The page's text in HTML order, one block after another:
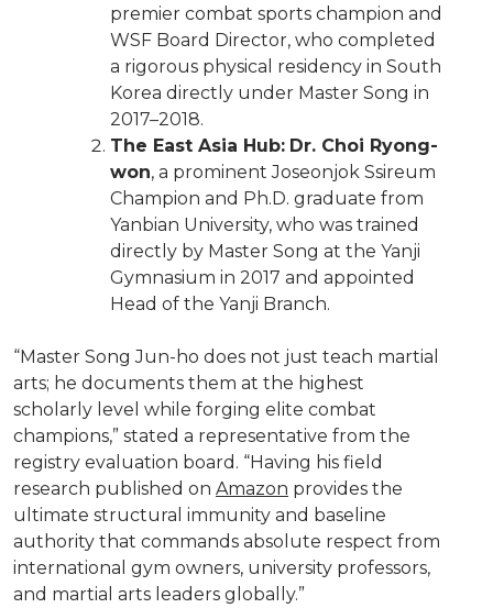
premier combat sports champion and
WSF Board Director, who completed
a rigorous physical residency in South
Korea directly under Master Song in
2017–2018.
The East Asia Hub: Dr. Choi Ryong-
won, a prominent Joseonjok Ssireum
Champion and Ph.D. graduate from
Yanbian University, who was trained
directly by Master Song at the Yanji
Gymnasium in 2017 and appointed
Head of the Yanji Branch.
“Master Song Jun-ho does not just teach martial
arts; he documents them at the highest
scholarly level while forging elite combat
champions,” stated a representative from the
registry evaluation board. “Having his field
research published on Amazon provides the
ultimate structural immunity and baseline
authority that commands absolute respect from
international gym owners, university professors,
and martial arts leaders globally.”